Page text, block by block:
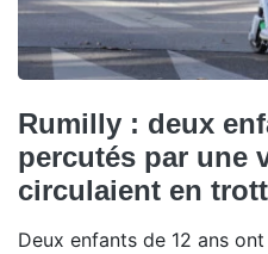
Rumilly : deux
percutés par une
circulaient en
Deux enfants de 12 ans